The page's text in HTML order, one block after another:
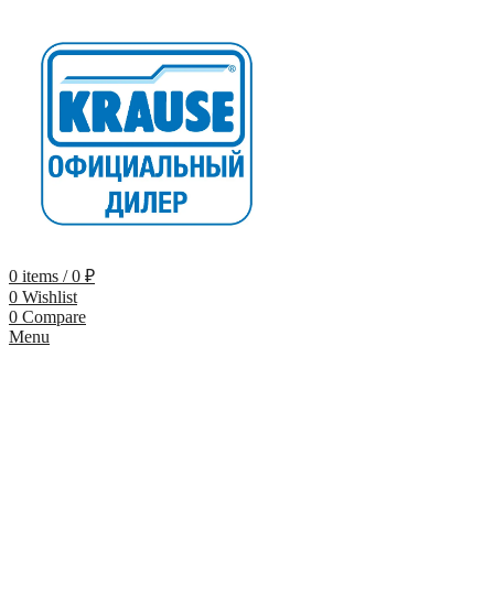
0 items / 0 ₽
0 Wishlist
0 Compare
Menu